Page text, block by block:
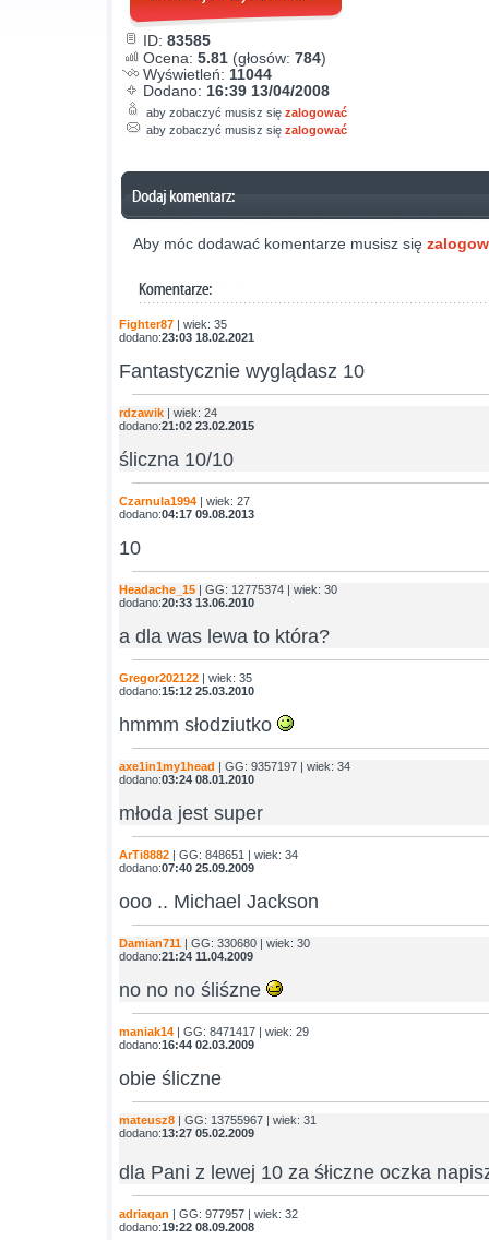
ID: 83585
Ocena: 5.81 (głosów: 784)
Wyświetleń: 11044
Dodano: 16:39 13/04/2008
aby zobaczyć musisz się zalogować
aby zobaczyć musisz się zalogować
Aby móc dodawać komentarze musisz się
Fighter87 | wiek: 35
dodano:23:03 18.02.2021
Fantastycznie wyglądasz 10
rdzawik | wiek: 24
dodano:21:02 23.02.2015
śliczna 10/10
Czarnula1994 | wiek: 27
dodano:04:17 09.08.2013
10
Headache_15 | GG: 12775374 | wiek: 30
dodano:20:33 13.06.2010
a dla was lewa to która?
Gregor202122 | wiek: 35
dodano:15:12 25.03.2010
hmmm słodziutko
axe1in1my1head | GG: 9357197 | wiek: 34
dodano:03:24 08.01.2010
młoda jest super
ArTi8882 | GG: 848651 | wiek: 34
dodano:07:40 25.09.2009
ooo .. Michael Jackson
Damian711 | GG: 330680 | wiek: 30
dodano:21:24 11.04.2009
no no no śliśzne
maniak14 | GG: 8471417 | wiek: 29
dodano:16:44 02.03.2009
obie śliczne
mateusz8 | GG: 13755967 | wiek: 31
dodano:13:27 05.02.2009
dla Pani z lewej 10 za śłiczne oczka
adriaqan | GG: 977957 | wiek: 32
dodano:19:22 08.09.2008